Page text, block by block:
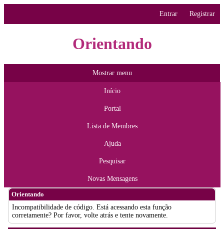
Entrar Registrar
Orientando
Mostrar menu
Início
Portal
Lista de Membres
Ajuda
Pesquisar
Novas Mensagens
Orientando
Incompatibilidade de código. Está acessando esta função
corretamente? Por favor, volte atrás e tente novamente.